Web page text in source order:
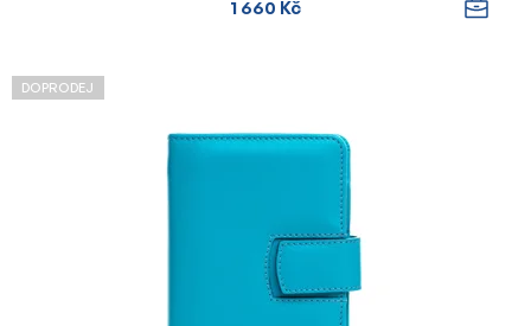
1 660 Kč
DOPRODEJ